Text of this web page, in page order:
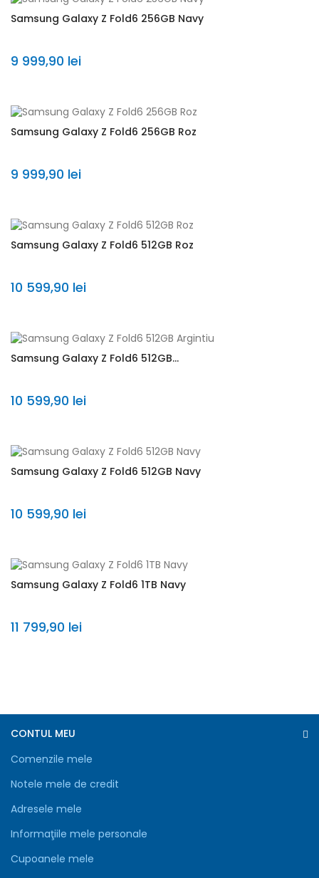
Samsung Galaxy Z Fold6 256GB Navy
9 999,90 lei
Samsung Galaxy Z Fold6 256GB Roz
9 999,90 lei
Samsung Galaxy Z Fold6 512GB Roz
10 599,90 lei
Samsung Galaxy Z Fold6 512GB...
10 599,90 lei
Samsung Galaxy Z Fold6 512GB Navy
10 599,90 lei
Samsung Galaxy Z Fold6 1TB Navy
11 799,90 lei
CONTUL MEU
Comenzile mele
Notele mele de credit
Adresele mele
Informaţiile mele personale
Cupoanele mele